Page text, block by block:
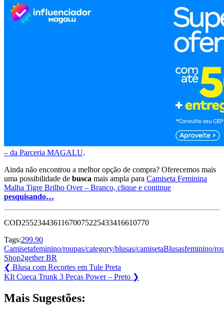
– da Parceria MAGALU.
Ainda não encontrou a melhor opção de compra? Oferecemos mais
uma possibilidade de busca mais ampla para Camiseta Feminina
Malha Tigre Brilho Over – Branco, clique e continue
pesquisando…
COD25523443611670075225433416610770
Tags:299.90
Camisetafeminino/roupas/category/blusas/camisetaBlusasfeminino/
Shop2gether BR
Navegação
de
Post
❮ Previous
Post:
Blusa com Recortes em Tule Preta
Next
KIt Cueca Trunk 3 Peças Power – Preto ❯
Mais Sugestões: